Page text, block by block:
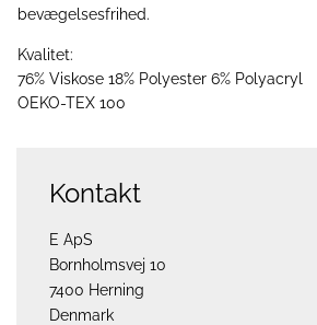
bevægelsesfrihed.
Kvalitet:
76% Viskose 18% Polyester 6% Polyacryl
OEKO-TEX 100
Kontakt
E ApS
Bornholmsvej 10
7400 Herning
Denmark